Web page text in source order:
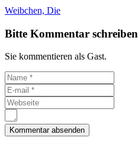
Weibchen, Die
Bitte Kommentar schreiben
Sie kommentieren als Gast.